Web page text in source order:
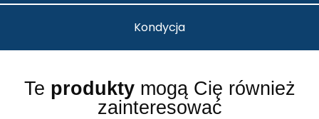
Kondycja
Te produktymogą Cię również
zainteresować